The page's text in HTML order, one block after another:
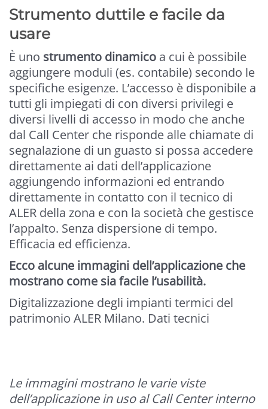
Strumento duttile e facile da
usare
È uno strumento dinamico a cui è possibile
aggiungere moduli (es. contabile) secondo le
specifiche esigenze. L’accesso è disponibile a
tutti gli impiegati di con diversi privilegi e
diversi livelli di accesso in modo che anche
dal Call Center che risponde alle chiamate di
segnalazione di un guasto si possa accedere
direttamente ai dati dell’applicazione
aggiungendo informazioni ed entrando
direttamente in contatto con il tecnico di
ALER della zona e con la società che gestisce
l’appalto. Senza dispersione di tempo.
Efficacia ed efficienza.
Ecco alcune immagini dell’applicazione che
mostrano come sia facile l’usabilità.
Digitalizzazione degli impianti termici del
patrimonio ALER Milano. Dati tecnici
Le immagini mostrano le varie viste
dell’applicazione in uso al Call Center interno